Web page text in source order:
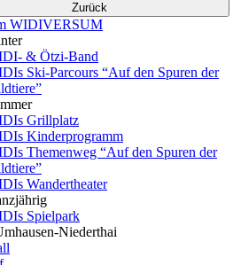
Zurück
WIDIVERSUM
& Ötzi-Band
Ski-Parcours “Auf den Spuren der
Grillplatz
Kinderprogramm
Themenweg “Auf den Spuren der
Wandertheater
Spielpark
Niederthai